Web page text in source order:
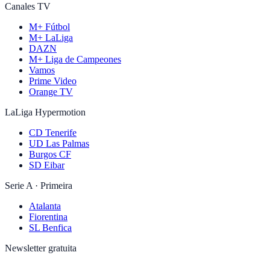
Canales TV
M+ Fútbol
M+ LaLiga
DAZN
M+ Liga de Campeones
Vamos
Prime Video
Orange TV
LaLiga Hypermotion
CD Tenerife
UD Las Palmas
Burgos CF
SD Eibar
Serie A · Primeira
Atalanta
Fiorentina
SL Benfica
Newsletter gratuita